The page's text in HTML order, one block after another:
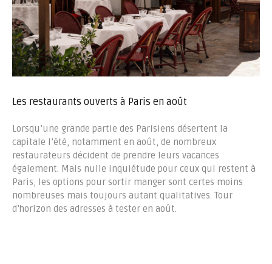
Les restaurants ouverts à Paris en août
Lorsqu’une grande partie des Parisiens désertent la
capitale l’été, notamment en août, de nombreux
restaurateurs décident de prendre leurs vacances
également. Mais nulle inquiétude pour ceux qui restent à
Paris, les options pour sortir manger sont certes moins
nombreuses mais toujours autant qualitatives. Tour
d’horizon des adresses à tester en août.